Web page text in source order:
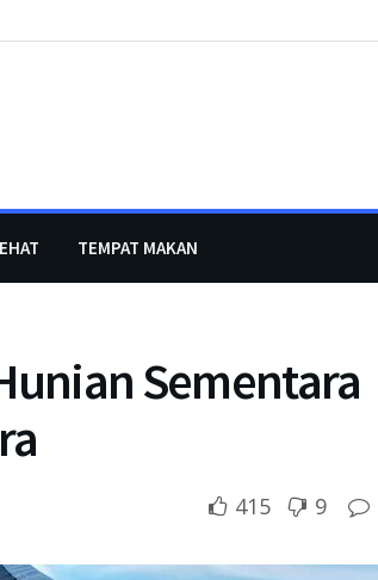
TEMPAT MAKAN
Sementara
415 9